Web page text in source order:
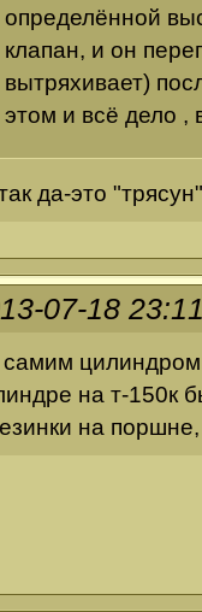
определённой
клапан, и он
вытряхивает)
этом и всё дело
да-это
07-18
цилиндром
на т-150к
на